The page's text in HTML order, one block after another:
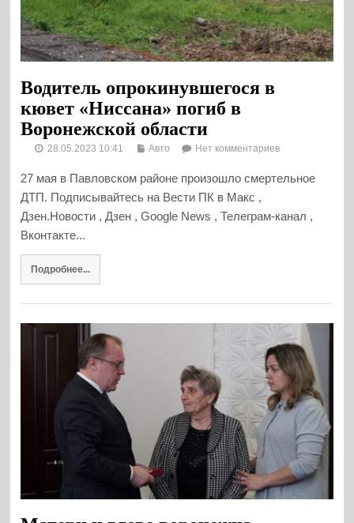
Водитель опрокинувшегося в
кювет «Ниссана» погиб в
Воронежской области
28.05.2023 10:41 Авто Нет комментариев
27 мая в Павловском районе произошло смертельное
ДТП. Подписывайтесь на Вести ПК в Макс ,
Дзен.Новости , Дзен , Google News , Телеграм-канал ,
Вконтакте...
Подробнее...